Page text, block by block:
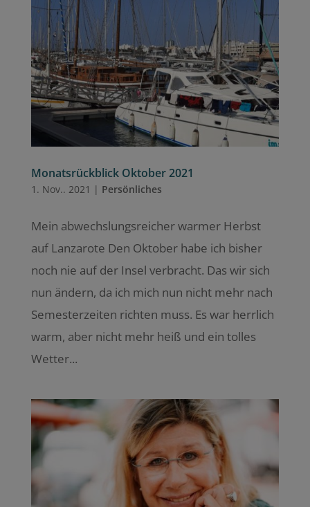
Monatsrückblick Oktober 2021
1. Nov.. 2021 | Persönliches
Mein abwechslungsreicher warmer Herbst
auf Lanzarote Den Oktober habe ich bisher
noch nie auf der Insel verbracht. Das wir sich
nun ändern, da ich mich nun nicht mehr nach
Semesterzeiten richten muss. Es war herrlich
warm, aber nicht mehr heiß und ein tolles
Wetter...